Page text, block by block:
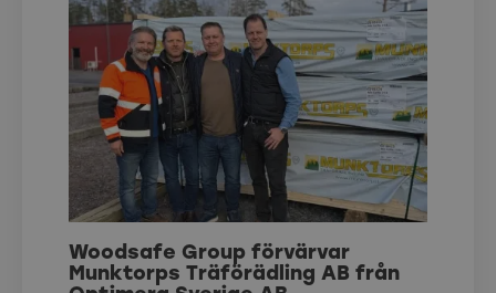
Woodsafe Group förvärvar
Munktorps Träförädling AB från